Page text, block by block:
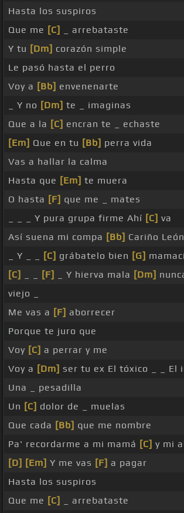
Hasta los suspiros
Que me [C]
_ arrebataste
Y tu [Dm] corazón simple
Le pasó hasta el perro
Voy a [Bb] envenenarte
_ Y no [Dm] te _ imaginas
Que a la [C] encran te _ echaste
[Em] Que en tu [Bb] perra vida
Vas a hallar la calma
Hasta que [Em] te muera
O hasta [F] que me _ mates
_ _ _ Y pura grupa firme Ahí [C] va
Así suena mi compa [Bb] Cariño León
_ Y _ _
[C] grábatelo bien [G]
[C]
[F] _ Y hierva mala [Dm]
viejo _
Me vas a [F] aborrecer
Porque te juro que
Voy [C] a perrar y me
Voy a [Dm] ser tu ex El tóxico _ _ El
Una _ pesadilla
Un [C] dolor de _ muelas
Que cada [Bb] que me nombre
Pa' recordarme a mi mamá [C] y mi
[D] [Em] Y me vas [F] a pagar
Hasta los suspiros
Que me [C]
_ arrebataste